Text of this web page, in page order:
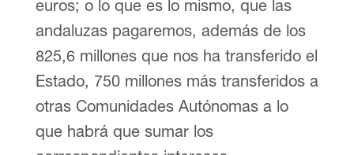
euros; o lo que es lo mismo, que las
andaluzas pagaremos, además de los
825,6 millones que nos ha transferido el
Estado, 750 millones más transferidos a
otras Comunidades Autónomas a lo
que habrá que sumar los